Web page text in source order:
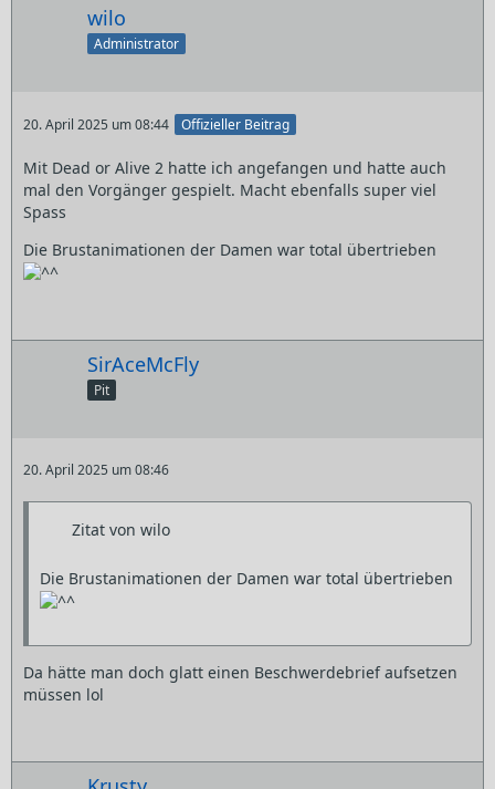
wilo
Administrator
20. April 2025 um 08:44 Offizieller Beitrag
Mit Dead or Alive 2 hatte ich angefangen und hatte auch
mal den Vorgänger gespielt. Macht ebenfalls super viel
Spass
Die Brustanimationen der Damen war total übertrieben
SirAceMcFly
Pit
20. April 2025 um 08:46
Zitat von wilo
Die Brustanimationen der Damen war total übertrieben
Da hätte man doch glatt einen Beschwerdebrief aufsetzen
müssen lol